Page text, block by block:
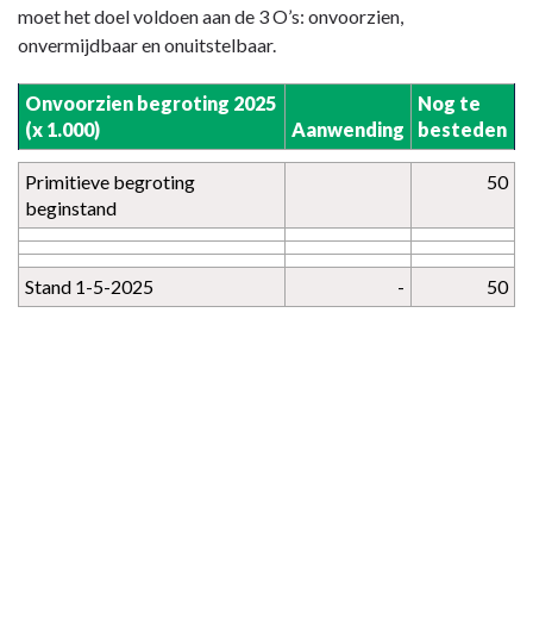
moet het doel voldoen aan de 3 O’s: onvoorzien,
onvermijdbaar en onuitstelbaar.
Onvoorzien begroting 2025
(x 1.000)
Aanwending
Nog te
besteden
Primitieve begroting
beginstand
50
Stand 1-5-2025 - 50